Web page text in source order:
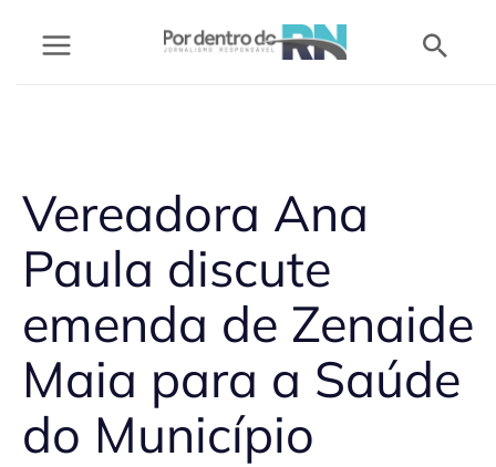
Vereadora Ana
Paula discute
emenda de Zenaide
Maia para a Saúde
do Município